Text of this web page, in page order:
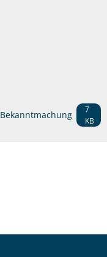
Bekanntmachung
7
KB